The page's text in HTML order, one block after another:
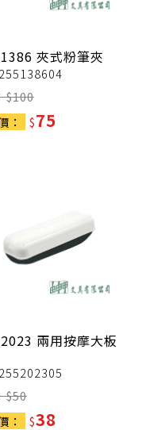
1386 夾式粉筆夾
$100
：
$75
2023 兩用按摩大板
$50
：
$38